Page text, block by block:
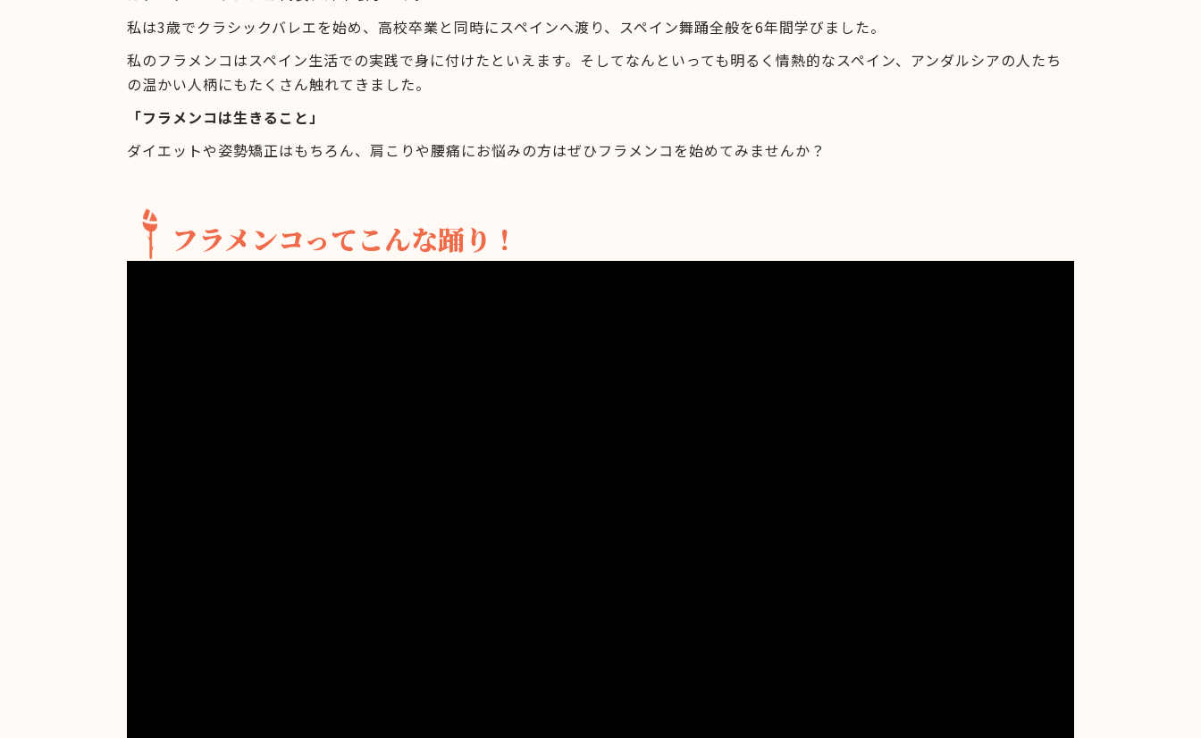
私は3歳でクラシックバレエを始め、高校卒業と同時にスペインへ渡り、スペイン舞踊全般を6年間学びました。
私のフラメンコはスペイン生活での実践で身に付けたといえます。そしてなんといっても明るく情熱的なスペイン、アンダルシアの人たち
の温かい人柄にもたくさん触れてきました。
「フラメンコは生きること」
ダイエットや姿勢矯正はもちろん、肩こりや腰痛にお悩みの方はぜひフラメンコを始めてみませんか？
フラメンコってこんな踊り！